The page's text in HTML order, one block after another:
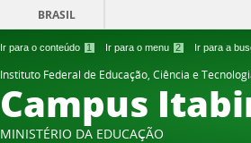
Ir para o conteúdo 1 Ir para o menu 2 Ir para a
BRASIL
Instituto Federal de Educação, Ciência e
Campus
MINISTÉRIO DA EDUCAÇÃO